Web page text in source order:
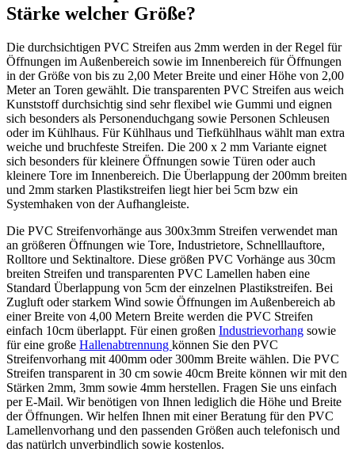
Stärke welcher Größe?
Die durchsichtigen PVC Streifen aus 2mm werden in der Regel für
Öffnungen im Außenbereich sowie im Innenbereich für Öffnungen
in der Größe von bis zu 2,00 Meter Breite und einer Höhe von 2,00
Meter an Toren gewählt. Die transparenten PVC Streifen aus weich
Kunststoff durchsichtig sind sehr flexibel wie Gummi und eignen
sich besonders als Personenduchgang sowie Personen Schleusen
oder im Kühlhaus. Für Kühlhaus und Tiefkühlhaus wählt man extra
weiche und bruchfeste Streifen. Die 200 x 2 mm Variante eignet
sich besonders für kleinere Öffnungen sowie Türen oder auch
kleinere Tore im Innenbereich. Die Überlappung der 200mm breiten
und 2mm starken Plastikstreifen liegt hier bei 5cm bzw ein
Systemhaken von der Aufhangleiste.
Die PVC Streifenvorhänge aus 300x3mm Streifen verwendet man
an größeren Öffnungen wie Tore, Industrietore, Schnelllauftore,
Rolltore und Sektinaltore. Diese größen PVC Vorhänge aus 30cm
breiten Streifen und transparenten PVC Lamellen haben eine
Standard Überlappung von 5cm der einzelnen Plastikstreifen. Bei
Zugluft oder starkem Wind sowie Öffnungen im Außenbereich ab
einer Breite von 4,00 Metern Breite werden die PVC Streifen
einfach 10cm überlappt. Für einen großen Industrievorhang sowie
für eine große Hallenabtrennung können Sie den PVC
Streifenvorhang mit 400mm oder 300mm Breite wählen. Die PVC
Streifen transparent in 30 cm sowie 40cm Breite können wir mit den
Stärken 2mm, 3mm sowie 4mm herstellen. Fragen Sie uns einfach
per E-Mail. Wir benötigen von Ihnen lediglich die Höhe und Breite
der Öffnungen. Wir helfen Ihnen mit einer Beratung für den PVC
Lamellenvorhang und den passenden Größen auch telefonisch und
das natürlch unverbindlich sowie kostenlos.